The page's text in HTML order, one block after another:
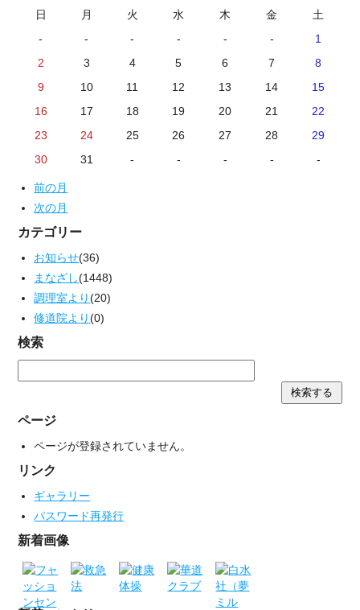
日 月 火 水 木 金
土
-
- - - - -
1
2
3 4 5 6 7
8
9
10 11 12 13 14
15
16
17 18 19 20 21
22
23
24 25 26 27 28
29
30
31 - - - - -
前の月
次の月
カテゴリー
お知らせ(36)
まなざし(1448)
調理室より(20)
修道院より(0)
検索
ページ
ページが登録されていません。
リンク
ギャラリー
パスワード再発行
新着画像